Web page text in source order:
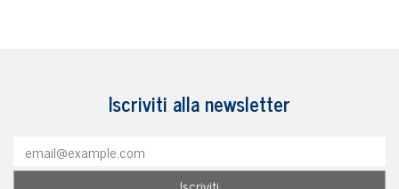
Iscriviti alla newsletter